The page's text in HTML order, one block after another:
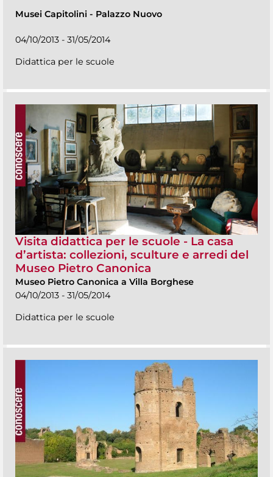
Musei Capitolini - Palazzo Nuovo
04/10/2013 - 31/05/2014
Didattica per le scuole
Visita didattica per le scuole - La casa
d’artista: collezioni, sculture e arredi del
Museo Pietro Canonica
Museo Pietro Canonica a Villa Borghese
04/10/2013 - 31/05/2014
Didattica per le scuole